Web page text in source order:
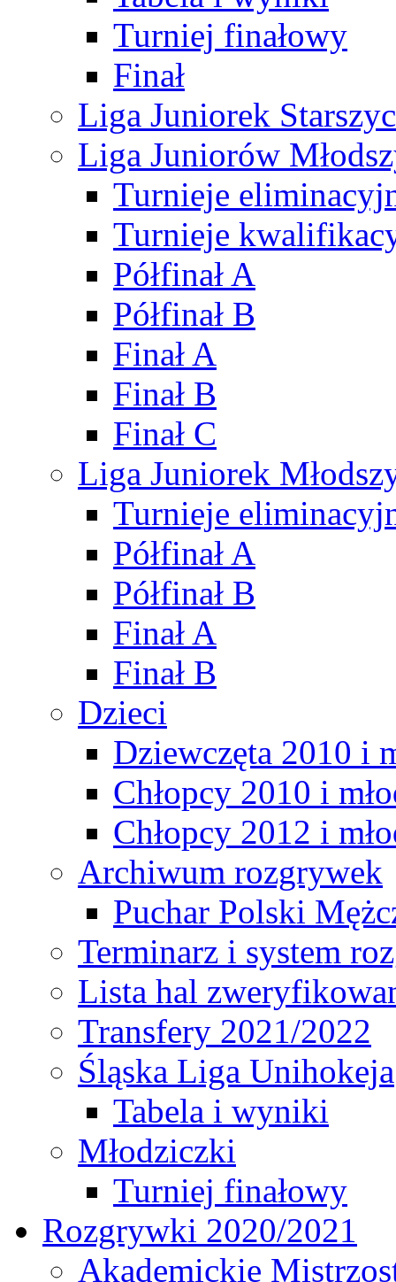
Turniej finałowy
Finał
Liga Juniorek
Liga Juniorów
Turnieje
Turnieje
Półfinał A
Półfinał B
Finał A
Finał B
Finał C
Liga Juniorek
Turnieje
Półfinał A
Półfinał B
Finał A
Finał B
Dzieci
Dziewczęta 2010 i
Chłopcy 2010 i
Chłopcy 2012 i
Archiwum rozgrywek
Puchar Polski
Terminarz i system
Lista hal
Transfery 2021/2022
Śląska Liga Unihokeja
Tabela i wyniki
Młodziczki
Turniej finałowy
Rozgrywki 2020/2021
Akademickie